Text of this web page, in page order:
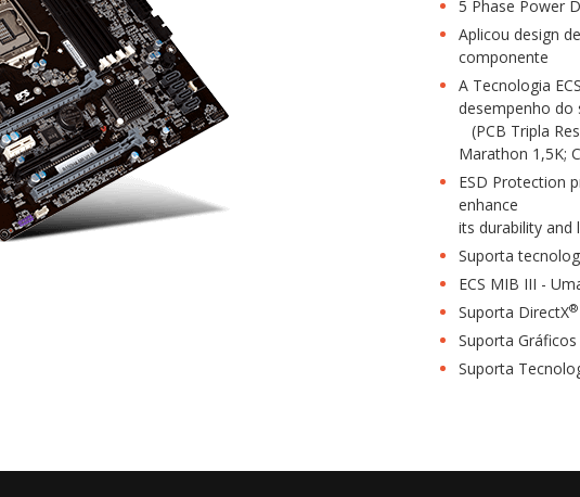
5 Phase Power
Aplicou design
componente
A Tecnologia
desempenho do
(PCB Tripla
Marathon 1,5K;
ESD Protection
enhance
its durability and
Suporta
ECS MIB III -
Suporta DirectX®
Suporta
Suporta